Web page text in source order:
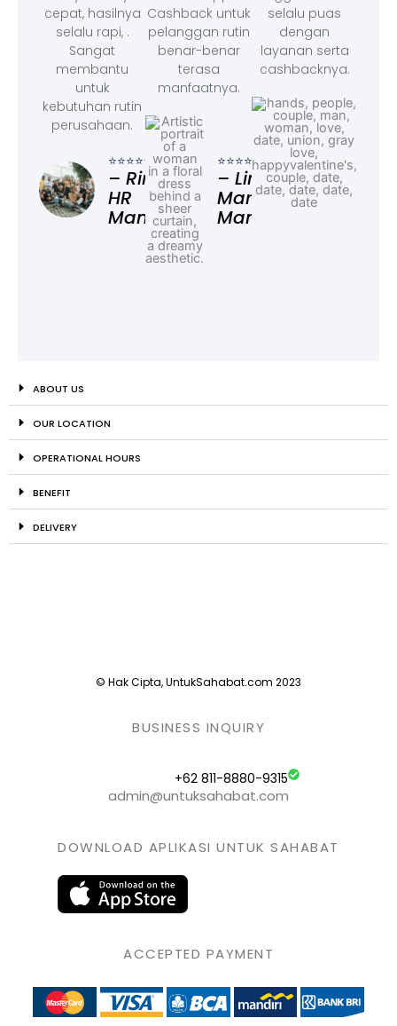
cepat, hasilnya
selalu rapi, .
Sangat
membantu
untuk
kebutuhan rutin
perusahaan.
⭐⭐⭐⭐⭐
– Rina,
HR
Manager
Cashback untuk
pelanggan rutin
benar-benar
terasa
manfaatnya.
⭐⭐⭐⭐⭐
– Linda,
Marketing
Manager
selalu puas
dengan
layanan serta
cashbacknya.
ABOUT US
OUR LOCATION
OPERATIONAL HOURS
BENEFIT
DELIVERY
© Hak Cipta, UntukSahabat.com 2023
BUSINESS INQUIRY
+62 811-8880-9315
admin@untuksahabat.com
DOWNLOAD APLIKASI UNTUK SAHABAT
ACCEPTED PAYMENT